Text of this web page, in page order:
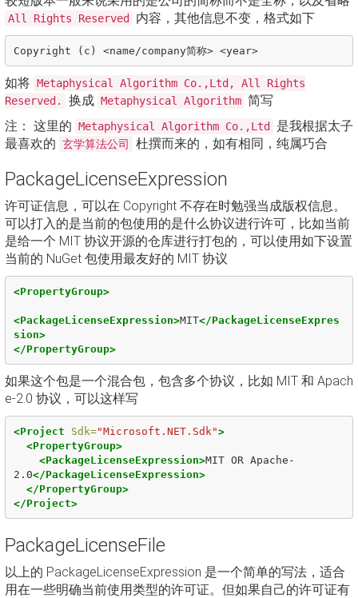
All Rights Reserved 内容，其他信息不变，格式如下
Copyright (c) <name/company简称> <year>
如将 Metaphysical Algorithm Co.,Ltd, All Rights
Reserved.
换成 Metaphysical Algorithm 简写
注： 这里的 Metaphysical Algorithm Co.,Ltd
是我根据太子
最喜欢的 玄学算法公司 杜撰而来的，如有相同，纯属巧合
PackageLicenseExpression
许可证信息，可以在 Copyright 不存在时勉强当成版权信息。
可以打入的是当前的包使用的是什么协议进行许可，比如当前
是给一个 MIT 协议开源的仓库进行打包的，可以使用如下设置
当前的 NuGet 包使用最友好的 MIT 协议
<PropertyGroup>
<PackageLicenseExpression>MIT</PackageLicenseExpres
sion>
</PropertyGroup>
如果这个包是一个混合包，包含多个协议，比如 MIT 和 Apach
e-2.0 协议，可以这样写
<Project Sdk="Microsoft.NET.Sdk">
<PropertyGroup>
<PackageLicenseExpression>MIT OR Apache-
2.0</PackageLicenseExpression>
</PropertyGroup>
</Project>
PackageLicenseFile
以上的 PackageLicenseExpression 是一个简单的写法，适合
用在一些明确当前使用类型的许可证。但如果自己的许可证有